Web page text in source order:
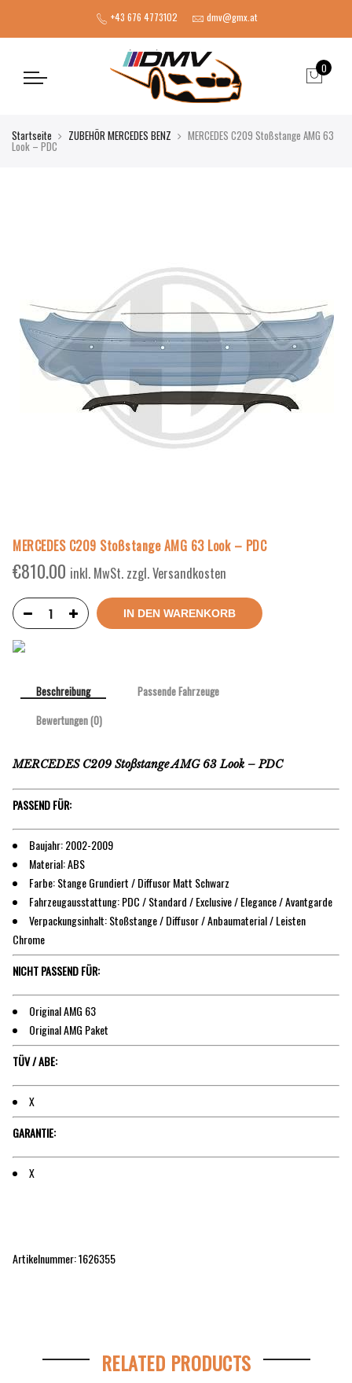
+43 676 4773102 dmv@gmx.at
0
Startseite ZUBEHÖR MERCEDES BENZ MERCEDES C209 Stoßstange AMG 63
Look – PDC
MERCEDES C209 Stoßstange AMG 63 Look – PDC
€810.00 inkl. MwSt. zzgl. Versandkosten
IN DEN WARENKORB
Beschreibung
Passende Fahrzeuge
Bewertungen (0)
MERCEDES C209 Stoßstange AMG 63 Look – PDC
PASSEND FÜR:
Baujahr: 2002-2009
Material: ABS
Farbe: Stange Grundiert / Diffusor Matt Schwarz
Fahrzeugausstattung: PDC / Standard / Exclusive / Elegance / Avantgarde
Verpackungsinhalt: Stoßstange / Diffusor / Anbaumaterial / Leisten
Chrome
NICHT PASSEND FÜR:
Original AMG 63
Original AMG Paket
TÜV / ABE:
X
GARANTIE:
X
Artikelnummer: 1626355
RELATED PRODUCTS